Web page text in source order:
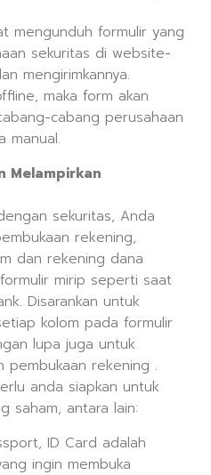
mengunduh formulir yang
sekuritas di website-
mengirimkannya.
maka form akan
cabang perusahaan
manual.
Melampirkan
sekuritas, Anda
rekening,
dan rekening dana
mirip seperti saat
Disarankan untuk
kolom pada formulir
lupa juga untuk
pembukaan rekening .
anda siapkan untuk
saham, antara lain:
ID Card adalah
ingin membuka